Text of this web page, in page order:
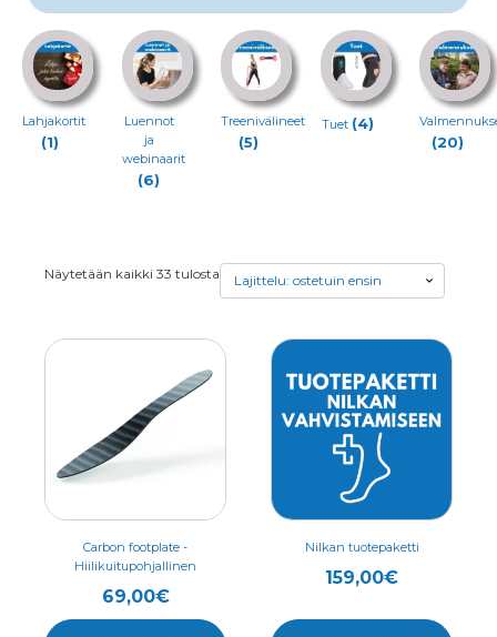
Lahjakortit
(1)
Luennot
ja
webinaarit
(6)
Treenivälineet
(5)
Tuet (4)
(20)
Näytetään kaikki 33 tulosta Suosituimmat
ensin
Carbon footplate -
Hiilikuitupohjallinen
69,00€
Tällä
useampi
muunnelma.
Voit
tehdä
valinnat
tuotteen
Nilkan tuotepaketti
159,00€
Tällä
tuotteella
useampi
muunnelma.
tehdä
valinnat
tuotteen